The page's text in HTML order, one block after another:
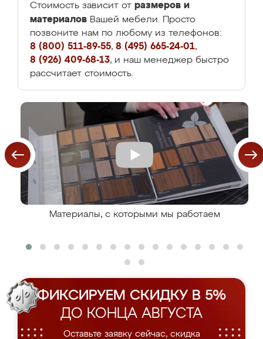
Стоимость зависит от размеров и
материалов Вашей мебели. Просто
позвоните нам по любому из телефонов:
8 (800) 511-89-55, 8 (495) 665-24-01,
8 (926) 409-68-13, и наш менеджер быстро
рассчитает стоимость.
Материалы, с которыми мы работаем
ФИКСИРУЕМ СКИДКУ В 5%
ДО КОНЦА АВГУСТА
Оставьте заявку сейчас, скидка